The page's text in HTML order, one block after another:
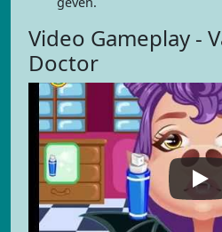
Video Gameplay -
Doctor